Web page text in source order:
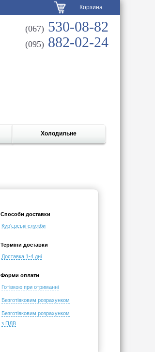
Корзина
(067) 530-08-82
(095) 882-02-24
Холодильне
Способи доставки
Кур'єрські служби
Терміни доставки
Доставка 1-4 дні
Форми оплати
Готівкою при отриманні
Безготівковим розрахунком
Безготівковим розрахунком
з ПДВ